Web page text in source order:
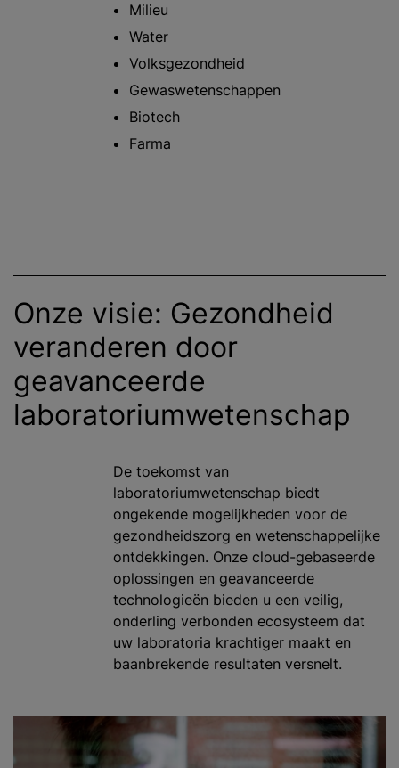
Milieu
Water
Volksgezondheid
Gewaswetenschappen
Biotech
Farma
Onze visie: Gezondheid
veranderen door
geavanceerde
laboratoriumwetenschap
De toekomst van
laboratoriumwetenschap biedt
ongekende mogelijkheden voor de
gezondheidszorg en wetenschappelijke
ontdekkingen. Onze cloud-gebaseerde
oplossingen en geavanceerde
technologieën bieden u een veilig,
onderling verbonden ecosysteem dat
uw laboratoria krachtiger maakt en
baanbrekende resultaten versnelt.